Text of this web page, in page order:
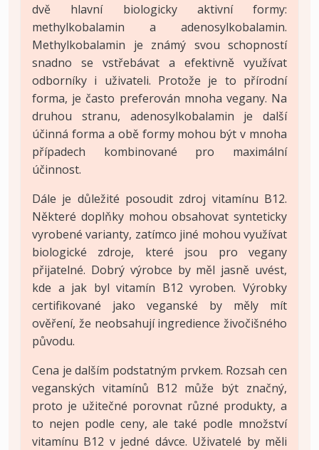
dvě hlavní biologicky aktivní formy:
methylkobalamin a adenosylkobalamin.
Methylkobalamin je známý svou schopností
snadno se vstřebávat a efektivně využívat
odborníky i uživateli. Protože je to přírodní
forma, je často preferován mnoha vegany. Na
druhou stranu, adenosylkobalamin je další
účinná forma a obě formy mohou být v mnoha
případech kombinované pro maximální
účinnost.
Dále je důležité posoudit zdroj vitamínu B12.
Některé doplňky mohou obsahovat synteticky
vyrobené varianty, zatímco jiné mohou využívat
biologické zdroje, které jsou pro vegany
přijatelné. Dobrý výrobce by měl jasně uvést,
kde a jak byl vitamín B12 vyroben. Výrobky
certifikované jako veganské by měly mít
ověření, že neobsahují ingredience živočišného
původu.
Cena je dalším podstatným prvkem. Rozsah cen
veganských vitamínů B12 může být značný,
proto je užitečné porovnat různé produkty, a
to nejen podle ceny, ale také podle množství
vitamínu B12 v jedné dávce. Uživatelé by měli